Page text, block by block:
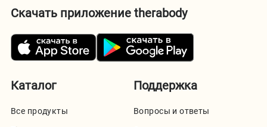
Каталог
Все продукты
Поддержка
Вопросы и ответы
Скачать приложение therabody